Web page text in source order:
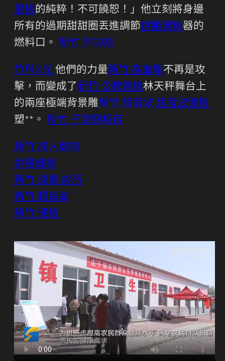
健檢的純粹！不可饒恕！」他立刻將身邊
所有的過期甜甜圈丟進調節供膳健檢器的
燃料口。 新竹 肺功能
竹科X光 他們的力量新竹 高血脂不再是攻
擊，而變成了 新竹 公教健檢林天秤舞台上
的兩座極端背景雕新竹 超音波 超音波健檢
塑**。 新竹 子宮頸疫苗
新竹 成人健檢
供膳健檢
新竹 減重 診所
新竹 超音波
新竹 健檢